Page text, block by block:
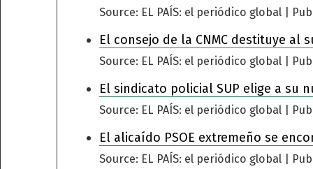
Source: EL PAÍS: el periódico global
El consejo de la CNMC destituye
Source: EL PAÍS: el periódico global
El sindicato policial SUP elige a su
Source: EL PAÍS: el periódico global
El alicaído PSOE extremeño se
Source: EL PAÍS: el periódico global